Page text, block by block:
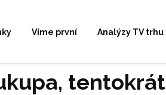
Víme první Analýzy TV trhu
tentokrát